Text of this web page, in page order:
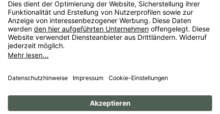
Service
Unternehmen
Alle Preise inkl. gesetzl. Mehrwertsteuer zzgl.
anders angegeben.
ImpressumAGBWiderrufsbelehrungenDatenschutz
Barrierefreiheit